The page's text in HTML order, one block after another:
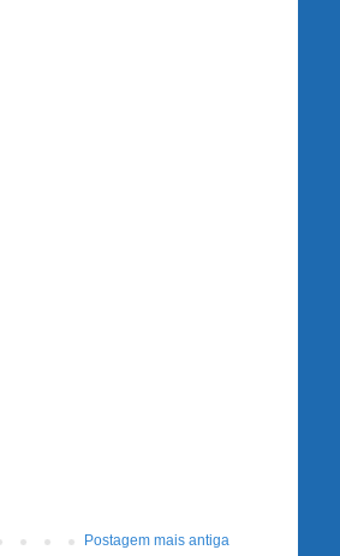
Postagem mais antiga